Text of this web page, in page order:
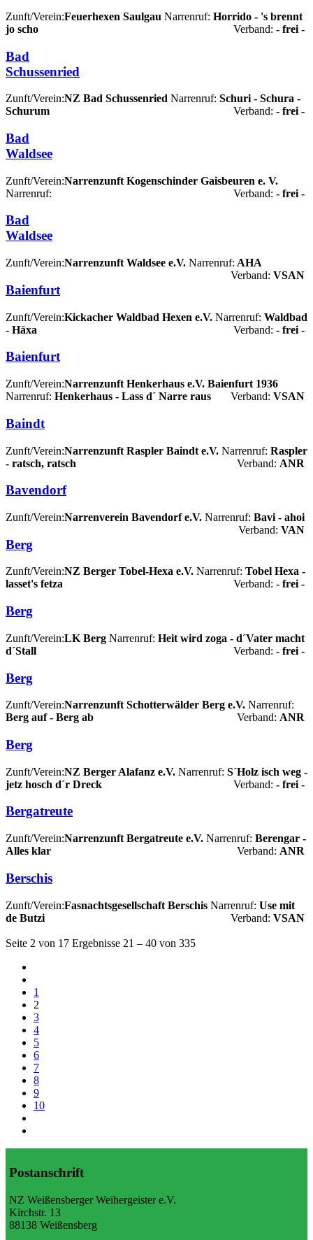
Zunft/Verein:Feuerhexen Saulgau Narrenruf: Horrido - 's brennt
jo scho
Verband: - frei -
Bad
Schussenried
Zunft/Verein:NZ Bad Schussenried Narrenruf: Schuri - Schura -
Schurum
Verband: - frei -
Bad
Waldsee
Zunft/Verein:Narrenzunft Kogenschinder Gaisbeuren e. V.
Narrenruf:
Verband: - frei -
Bad
Waldsee
Zunft/Verein:Narrenzunft Waldsee e.V. Narrenruf: AHA
Verband: VSAN
Baienfurt
Zunft/Verein:Kickacher Waldbad Hexen e.V. Narrenruf: Waldbad
- Häxa
Verband: - frei -
Baienfurt
Zunft/Verein:Narrenzunft Henkerhaus e.V. Baienfurt 1936
Narrenruf: Henkerhaus - Lass d´ Narre raus Verband: VSAN
Baindt
Zunft/Verein:Narrenzunft Raspler Baindt e.V. Narrenruf: Raspler
- ratsch, ratsch
Verband: ANR
Bavendorf
Zunft/Verein:Narrenverein Bavendorf e.V. Narrenruf: Bavi - ahoi
Verband: VAN
Berg
Zunft/Verein:NZ Berger Tobel-Hexa e.V. Narrenruf: Tobel Hexa -
lasset's fetza
Verband: - frei -
Berg
Zunft/Verein:LK Berg Narrenruf: Heit wird zoga - d´Vater macht
d´Stall
Verband: - frei -
Berg
Zunft/Verein:Narrenzunft Schotterwälder Berg e.V. Narrenruf:
Berg auf - Berg ab
Verband: ANR
Berg
Zunft/Verein:NZ Berger Alafanz e.V. Narrenruf: S´Holz isch weg -
jetz hosch d´r Dreck
Verband: - frei -
Bergatreute
Zunft/Verein:Narrenzunft Bergatreute e.V. Narrenruf: Berengar -
Alles klar
Verband: ANR
Berschis
Zunft/Verein:Fasnachtsgesellschaft Berschis Narrenruf: Use mit
de Butzi
Verband: VSAN
Seite 2 von 17 Ergebnisse 21 – 40 von 335
1
2
3
4
5
6
7
8
9
10
Postanschrift
NZ Weißensberger Weihergeister e.V.
Kirchstr. 13
88138 Weißensberg